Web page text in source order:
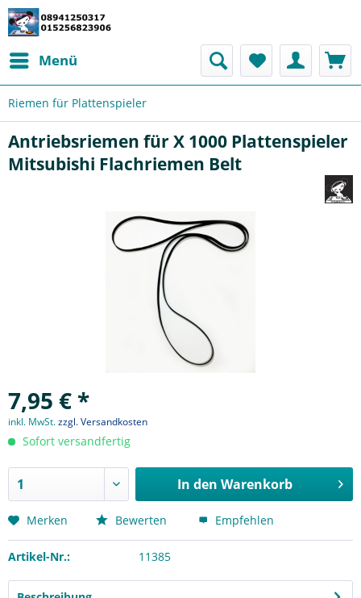
Menü
Riemen für Plattenspieler
Antriebsriemen für X 1000 Plattenspieler
Mitsubishi Flachriemen Belt
7,95 € *
inkl. MwSt.zzgl. Versandkosten
Sofort versandfertig
In den Warenkorb
Merken Bewerten Empfehlen
Artikel-Nr.: 11385